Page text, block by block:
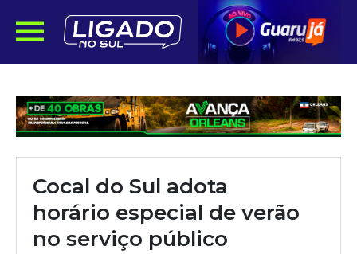
Cocal do Sul adota
horário especial de verão
no serviço público